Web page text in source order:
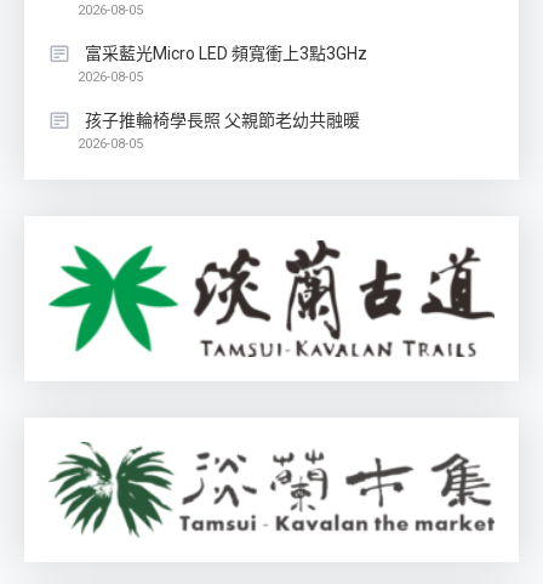
2026-08-05
富采藍光Micro LED 頻寬衝上3點3GHz
2026-08-05
孩子推輪椅學長照 父親節老幼共融暖
2026-08-05